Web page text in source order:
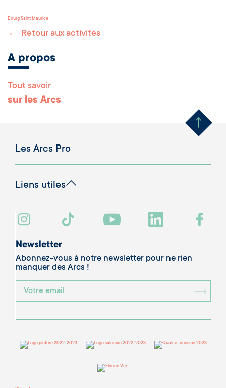
Bourg Saint Maurice
← Retour aux activités
A propos
Tout savoir
sur les Arcs Remonter
Les Arcs Pro
Liens utiles
Newsletter
Abonnez-vous à notre newsletter pour ne rien
manquer des Arcs !